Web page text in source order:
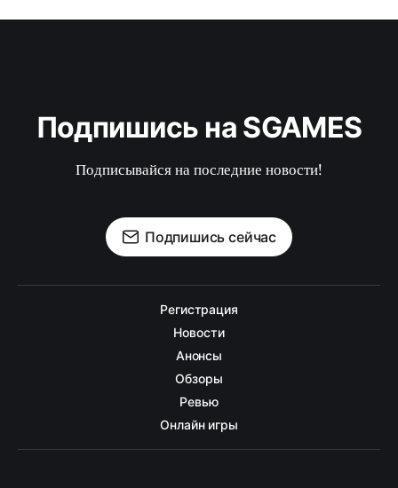
Подпишись на SGAMES
Подписывайся на последние новости!
Подпишись сейчас
Регистрация
Новости
Анонсы
Обзоры
Ревью
Онлайн игры